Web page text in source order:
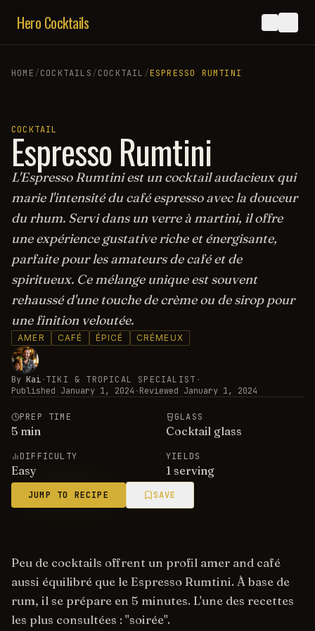
Hero Cocktails
HOME/COCKTAILS/COCKTAIL /ESPRESSO RUMTINI
COCKTAIL
Espresso Rumtini
L'Espresso Rumtini est un cocktail audacieux qui
marie l'intensité du café espresso avec la douceur
du rhum. Servi dans un verre à martini, il offre
une expérience gustative riche et énergisante,
parfaite pour les amateurs de café et de
spiritueux. Ce mélange unique est souvent
rehaussé d'une touche de crème ou de sirop pour
une finition veloutée.
AMER CAFÉ ÉPICÉ CRÉMEUX
By Kai·TIKI & TROPICAL SPECIALIST ·
Published January 1, 2024 ·Reviewed January 1, 2024
PREP TIME
5 min
GLASS
Cocktail glass
DIFFICULTY
Easy
YIELDS
1 serving
JUMP TO RECIPE SAVE
Peu de cocktails offrent un profil amer and café
aussi équilibré que le Espresso Rumtini. À base de
rum, il se prépare en 5 minutes. L'une des recettes
les plus consultées : "soirée".